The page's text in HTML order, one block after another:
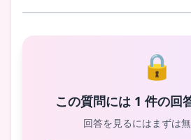
🔒
この質問には 1 件の回
回答を見るにはまずは